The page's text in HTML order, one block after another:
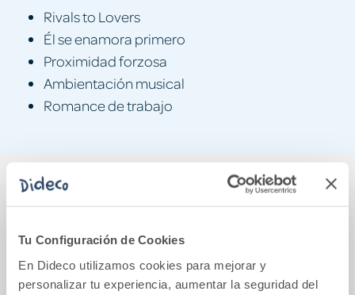
Tu Configuración de Cookies
En Dideco utilizamos cookies para mejorar y
personalizar tu experiencia, aumentar la seguridad del
Rivals to Lovers
Él se enamora primero
Proximidad forzosa
Ambientación musical
Romance de trabajo
También podría gustarte...